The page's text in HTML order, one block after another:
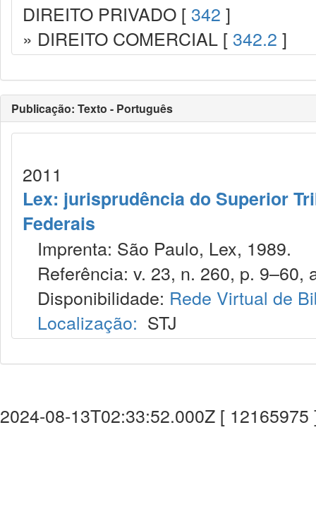
DIREITO PRIVADO [ 342 ]
» DIREITO COMERCIAL [ 342.2 ]
Publicação: Texto - Português
2011
Lex: jurisprudência do Superior
Federais
Imprenta: São Paulo, Lex, 1989.
Referência: v. 23, n. 260, p. 9–60,
Disponibilidade: Rede Virtual de
Localização: STJ
2024-08-13T02:33:52.000Z [ 12165975